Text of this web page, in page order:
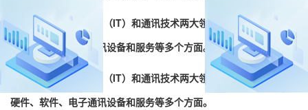
ICT产业包括信息技术（IT）和通讯技术两大领域，它涵盖了计算机
硬件、软件、电子通讯设备和服务等多个方面。
ICT产业包括信息技术（IT）和通讯技术两大领域，它涵盖了计算机
硬件、软件、电子通讯设备和服务等多个方面。